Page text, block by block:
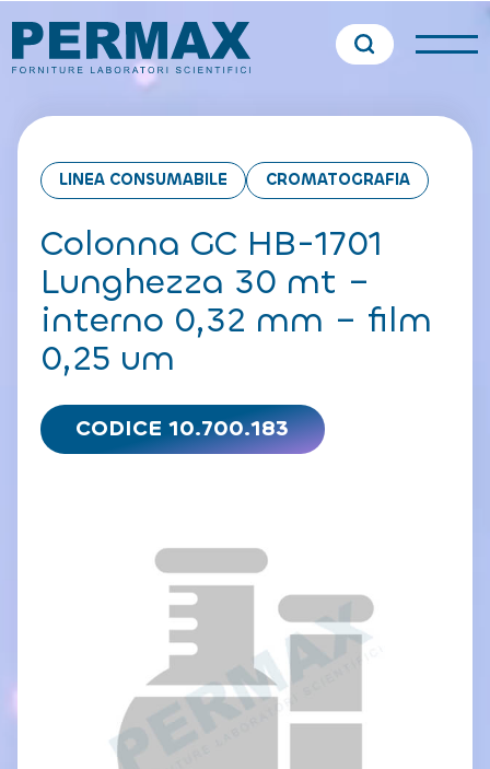
LINEA CONSUMABILE CROMATOGRAFIA
Colonna GC HB-1701
Lunghezza 30 mt –
interno 0,32 mm – film
0,25 um
CODICE 10.700.183